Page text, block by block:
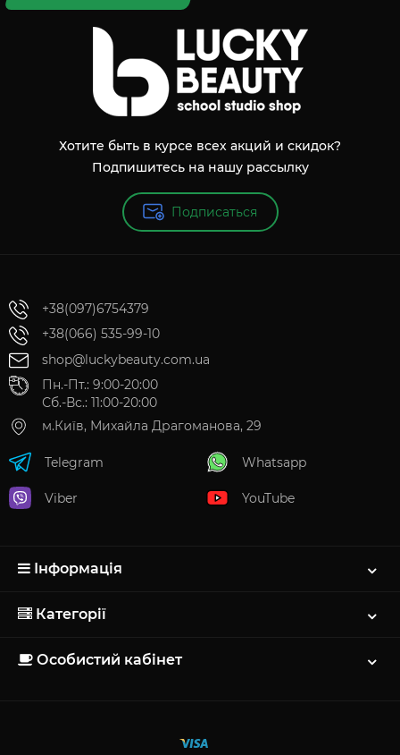
Хотите быть в курсе всех акций и скидок?
Подпишитесь на нашу рассылку
Подписаться
+38(097)6754379
+38(066) 535-99-10
shop@luckybeauty.com.ua
Пн.-Пт.: 9:00-20:00
Сб.-Вс.: 11:00-20:00
м.Київ, Михайла Драгоманова, 29
Telegram
Viber
Whatsapp
YouTube
Інформація
Категорії
Особистий кабінет